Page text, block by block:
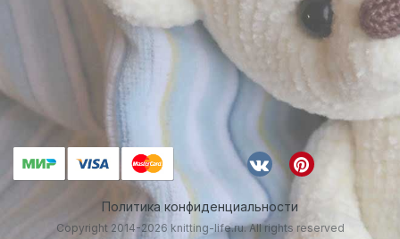
Политика конфиденциальности
Copyright 2014-2026 knitting-life.ru. All rights reserved